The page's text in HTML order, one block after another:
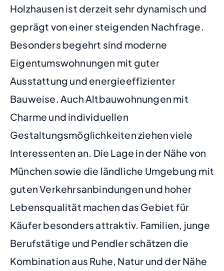
Holzhausen ist derzeit sehr dynamisch und
geprägt von einer steigenden Nachfrage.
Besonders begehrt sind moderne
Eigentumswohnungen mit guter
Ausstattung und energieeffizienter
Bauweise. Auch Altbauwohnungen mit
Charme und individuellen
Gestaltungsmöglichkeiten ziehen viele
Interessenten an. Die Lage in der Nähe von
München sowie die ländliche Umgebung mit
guten Verkehrsanbindungen und hoher
Lebensqualität machen das Gebiet für
Käufer besonders attraktiv. Familien, junge
Berufstätige und Pendler schätzen die
Kombination aus Ruhe, Natur und der Nähe